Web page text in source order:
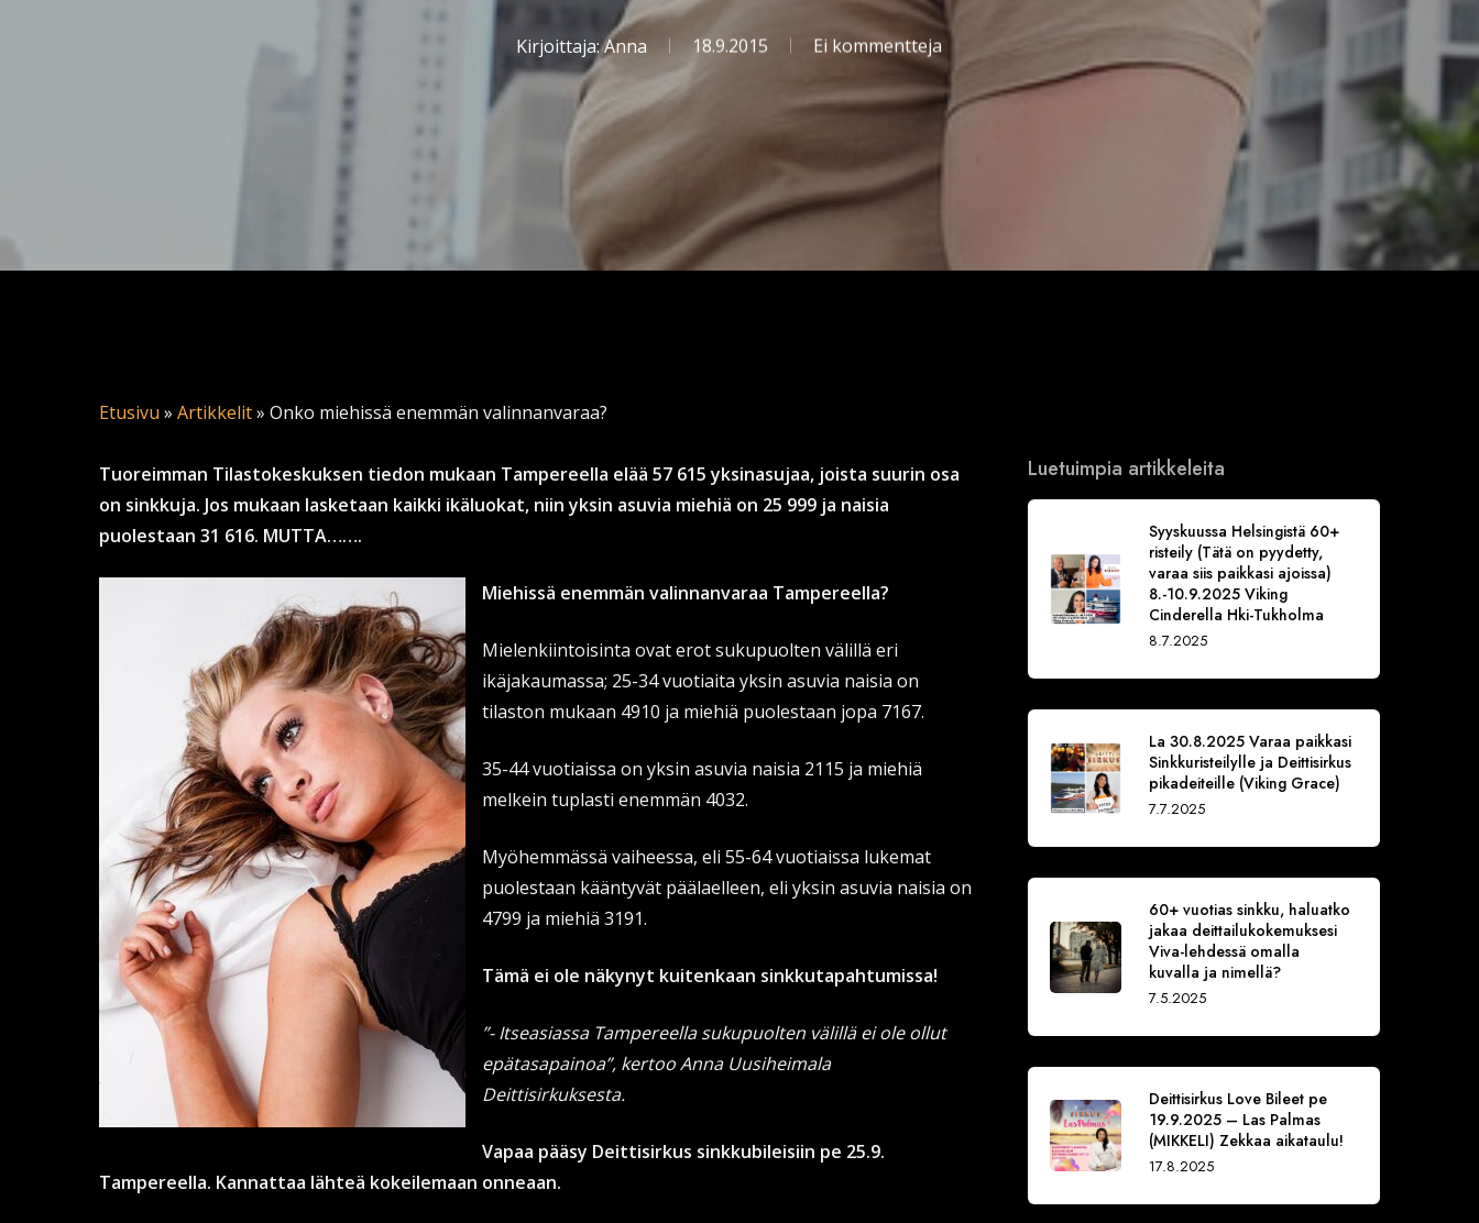
Kirjoittaja:Anna 18.9.2015 Ei kommentteja
Etusivu » Artikkelit» Onko miehissä enemmän valinnanvaraa?
Tuoreimman Tilastokeskuksen tiedon mukaan Tampereella elää 57 615 yksinasujaa, joista suurin osa
on sinkkuja. Jos mukaan lasketaan kaikki ikäluokat, niin yksin asuvia miehiä on 25 999 ja naisia
puolestaan 31 616. MUTTA…….
Miehissä enemmän valinnanvaraa Tampereella?
Mielenkiintoisinta ovat erot sukupuolten välillä eri
ikäjakaumassa; 25-34 vuotiaita yksin asuvia naisia on
tilaston mukaan 4910 ja miehiä puolestaan jopa 7167.
35-44 vuotiaissa on yksin asuvia naisia 2115 ja miehiä
melkein tuplasti enemmän 4032.
Myöhemmässä vaiheessa, eli 55-64 vuotiaissa lukemat
puolestaan kääntyvät päälaelleen, eli yksin asuvia naisia on
4799 ja miehiä 3191.
Tämä ei ole näkynyt kuitenkaan sinkkutapahtumissa!
”- Itseasiassa Tampereella sukupuolten välillä ei ole ollut
epätasapainoa”, kertoo Anna Uusiheimala
Deittisirkuksesta.
Vapaa pääsy Deittisirkus sinkkubileisiin pe 25.9.
Tampereella. Kannattaa lähteä kokeilemaan onneaan.
Luetuimpia artikkeleita
Syyskuussa Helsingistä 60+
risteily (Tätä on pyydetty,
varaa siis paikkasi ajoissa)
8.-10.9.2025 Viking
Cinderella Hki-Tukholma
8.7.2025
La 30.8.2025 Varaa paikkasi
Sinkkuristeilylle ja Deittisirkus
pikadeiteille (Viking Grace)
7.7.2025
60+ vuotias sinkku, haluatko
jakaa deittailukokemuksesi
Viva-lehdessä omalla
kuvalla ja nimellä?
7.5.2025
Deittisirkus Love Bileet pe
19.9.2025 – Las Palmas
(MIKKELI) Zekkaa aikataulu!
17.8.2025